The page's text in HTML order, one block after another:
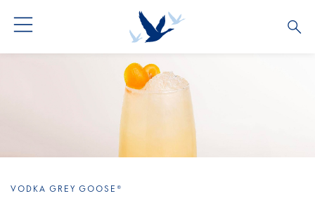
VODKA GREY GOOSE®